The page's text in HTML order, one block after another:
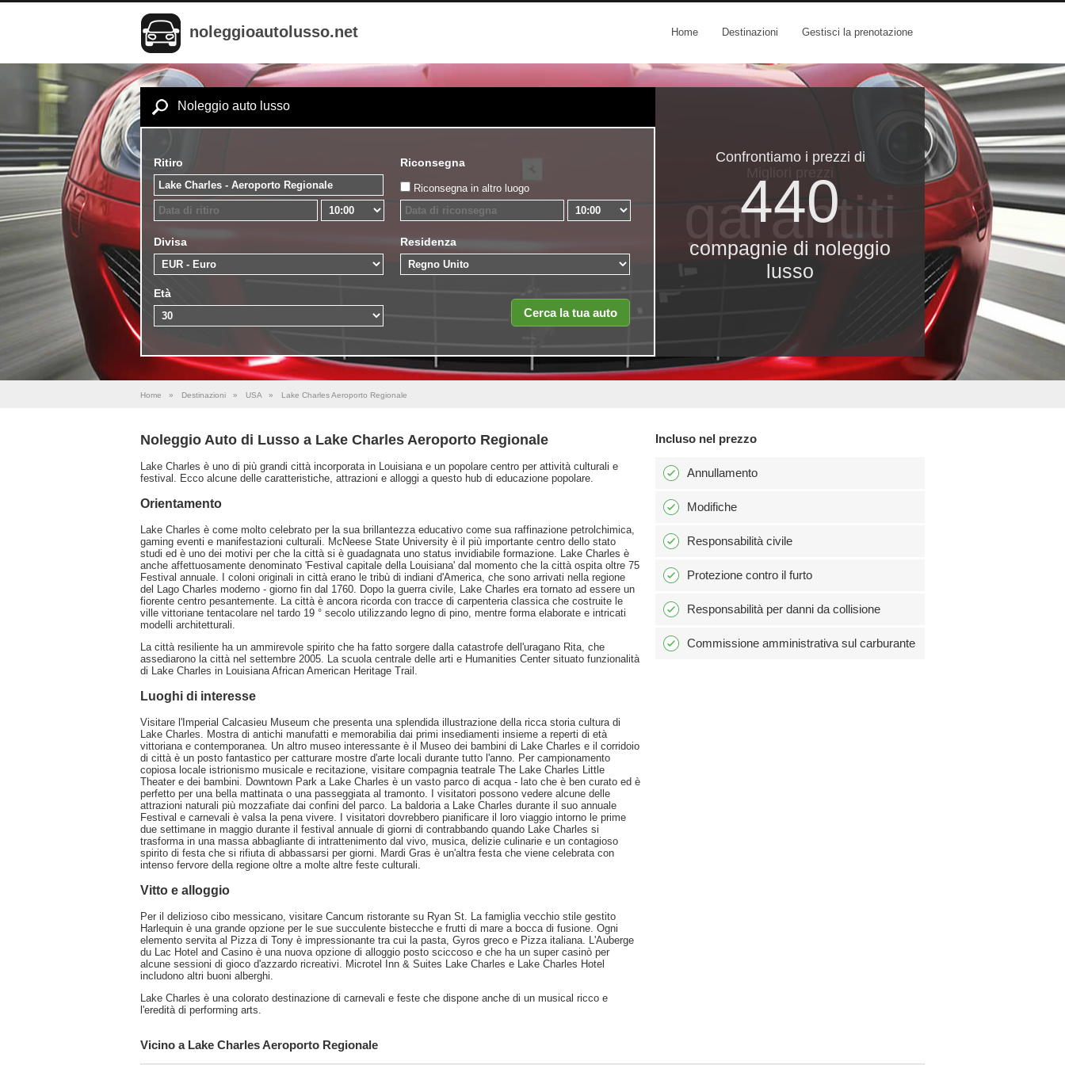
noleggioautolusso.net Home Destinazioni Gestisci la prenotazione
Noleggio auto lusso
Ritiro Riconsegna
Riconsegna in altro luogo
Divisa Residenza
Età
Confrontiamo i prezzi di
440
compagnie di noleggio
lusso
garantiti
Home » Destinazioni » USA » Lake Charles Aeroporto Regionale
Noleggio Auto di Lusso a Lake Charles Aeroporto Regionale
Lake Charles è uno di più grandi città incorporata in Louisiana e un popolare centro per attività culturali e
festival. Ecco alcune delle caratteristiche, attrazioni e alloggi a questo hub di educazione popolare.
Orientamento
Lake Charles è come molto celebrato per la sua brillantezza educativo come sua raffinazione petrolchimica,
gaming eventi e manifestazioni culturali. McNeese State University è il più importante centro dello stato
studi ed è uno dei motivi per che la città si è guadagnata uno status invidiabile formazione. Lake Charles è
anche affettuosamente denominato 'Festival capitale della Louisiana' dal momento che la città ospita oltre 75
Festival annuale. I coloni originali in città erano le tribù di indiani d'America, che sono arrivati nella regione
del Lago Charles moderno - giorno fin dal 1760. Dopo la guerra civile, Lake Charles era tornato ad essere un
fiorente centro pesantemente. La città è ancora ricorda con tracce di carpenteria classica che costruite le
ville vittoriane tentacolare nel tardo 19 ° secolo utilizzando legno di pino, mentre forma elaborate e intricati
modelli architetturali.
La città resiliente ha un ammirevole spirito che ha fatto sorgere dalla catastrofe dell'uragano Rita, che
assediarono la città nel settembre 2005. La scuola centrale delle arti e Humanities Center situato funzionalità
di Lake Charles in Louisiana African American Heritage Trail.
Luoghi di interesse
Visitare l'Imperial Calcasieu Museum che presenta una splendida illustrazione della ricca storia cultura di
Lake Charles. Mostra di antichi manufatti e memorabilia dai primi insediamenti insieme a reperti di età
vittoriana e contemporanea. Un altro museo interessante è il Museo dei bambini di Lake Charles e il corridoio
di città è un posto fantastico per catturare mostre d'arte locali durante tutto l'anno. Per campionamento
copiosa locale istrionismo musicale e recitazione, visitare compagnia teatrale The Lake Charles Little
Theater e dei bambini. Downtown Park a Lake Charles è un vasto parco di acqua - lato che è ben curato ed è
perfetto per una bella mattinata o una passeggiata al tramonto. I visitatori possono vedere alcune delle
attrazioni naturali più mozzafiate dai confini del parco. La baldoria a Lake Charles durante il suo annuale
Festival e carnevali è valsa la pena vivere. I visitatori dovrebbero pianificare il loro viaggio intorno le prime
due settimane in maggio durante il festival annuale di giorni di contrabbando quando Lake Charles si
trasforma in una massa abbagliante di intrattenimento dal vivo, musica, delizie culinarie e un contagioso
spirito di festa che si rifiuta di abbassarsi per giorni. Mardi Gras è un'altra festa che viene celebrata con
intenso fervore della regione oltre a molte altre feste culturali.
Vitto e alloggio
Per il delizioso cibo messicano, visitare Cancum ristorante su Ryan St. La famiglia vecchio stile gestito
Harlequin è una grande opzione per le sue succulente bistecche e frutti di mare a bocca di fusione. Ogni
elemento servita al Pizza di Tony è impressionante tra cui la pasta, Gyros greco e Pizza italiana. L'Auberge
du Lac Hotel and Casino è una nuova opzione di alloggio posto sciccoso e che ha un super casinò per
alcune sessioni di gioco d'azzardo ricreativi. Microtel Inn & Suites Lake Charles e Lake Charles Hotel
includono altri buoni alberghi.
Lake Charles è una colorato destinazione di carnevali e feste che dispone anche di un musical ricco e
l'eredità di performing arts.
Incluso nel prezzo
Annullamento
Modifiche
Responsabilità civile
Protezione contro il furto
Responsabilità per danni da collisione
Commissione amministrativa sul carburante
Vicino a Lake Charles Aeroporto Regionale